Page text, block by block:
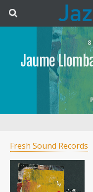
Jaume
Fresh Sound Records